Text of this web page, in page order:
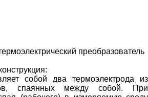
преобразователь
собой два термоэлектрода из
спаянных между собой. При